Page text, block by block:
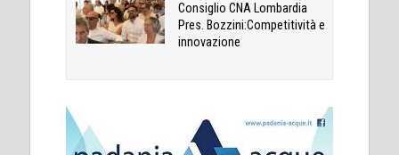
Consiglio CNA Lombardia
Pres. Bozzini:Competitività e
innovazione